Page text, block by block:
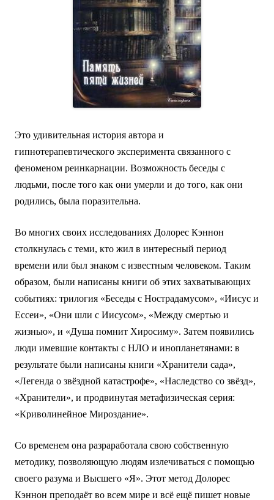
Это удивительная история автора и
гипнотерапевтического эксперимента связанного с
феноменом реинкарнации. Возможность беседы с
людьми, после того как они умерли и до того, как они
родились, была поразительна.
Во многих своих исследованиях Долорес Кэннон
столкнулась с теми, кто жил в интересный период
времени или был знаком с известным человеком. Таким
образом, были написаны книги об этих захватывающих
событиях: трилогия «Беседы с Нострадамусом», «Иисус и
Ессеи», «Они шли с Иисусом», «Между смертью и
жизнью», и «Душа помнит Хиросиму». Затем появились
люди имевшие контакты с НЛО и инопланетянами: в
результате были написаны книги «Хранители сада»,
«Легенда о звёздной катастрофе», «Наследство со звёзд»,
«Хранители», и продвинутая метафизическая серия:
«Криволинейное Мироздание».
Со временем она разраработала свою собственную
методику, позволяющую людям излечиваться с помощью
своего разума и Высшего «Я». Этот метод Долорес
Кэннон преподаёт во всем мире и всё ещё пишет новые